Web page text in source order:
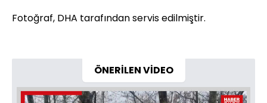
Fotoğraf, DHA tarafından servis edilmiştir.
ÖNERİLEN VİDEO